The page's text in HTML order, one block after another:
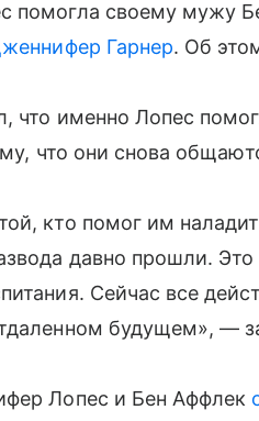
помогла своему мужу
Гарнер. Об
что именно Лопес
что они снова
кто помог им
давно прошли. Это
Сейчас все
будущем», —
Лопес и Бен Аффлек